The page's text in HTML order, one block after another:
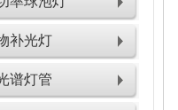
补光灯
谱灯管